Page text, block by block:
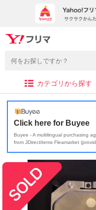
カテゴリから探す
Click here for Buyee
Buyee - A multilingual purchasing
from JDirectItems Fleamarket